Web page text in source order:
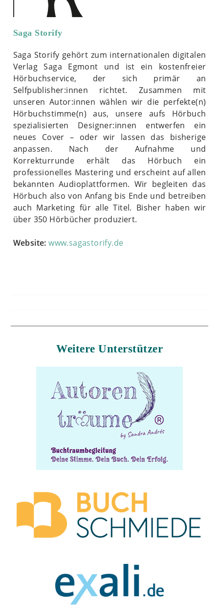
Saga Storify
Saga Storify gehört zum internationalen digitalen
Verlag Saga Egmont und ist ein kostenfreier
Hörbuchservice, der sich primär an
Selfpublisher:innen richtet. Zusammen mit
unseren Autor:innen wählen wir die perfekte(n)
Hörbuchstimme(n) aus, unsere aufs Hörbuch
spezialisierten Designer:innen entwerfen ein
neues Cover – oder wir lassen das bisherige
anpassen. Nach der Aufnahme und
Korrekturrunde erhält das Hörbuch ein
professionelles Mastering und erscheint auf allen
bekannten Audioplattformen. Wir begleiten das
Hörbuch also von Anfang bis Ende und betreiben
auch Marketing für alle Titel. Bisher haben wir
über 350 Hörbücher produziert.
Website: www.sagastorify.de
Weitere Unterstützer